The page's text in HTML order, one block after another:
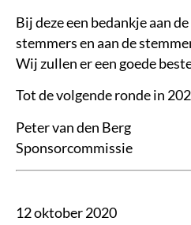
Bij deze een bedankje aan
stemmers en aan de
Wij zullen er een goede
Tot de volgende ronde in
Peter van den Berg
Sponsorcommissie
12 oktober 2020